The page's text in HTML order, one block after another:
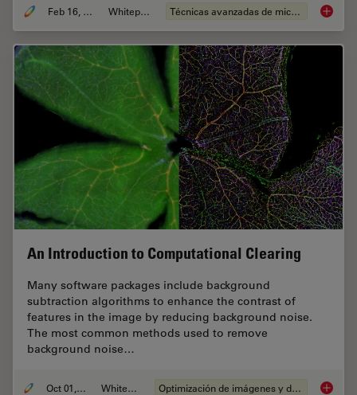
Feb 16, 2021 Whitepaper Técnicas avanzadas de microscopía The
An Introduction to Computational Clearing
Many software packages include background
subtraction algorithms to enhance the contrast of
features in the image by reducing background noise.
The most common methods used to remove
background noise…
Oct 01, 2020 Whitepaper Optimización de imágenes y deconvolución An